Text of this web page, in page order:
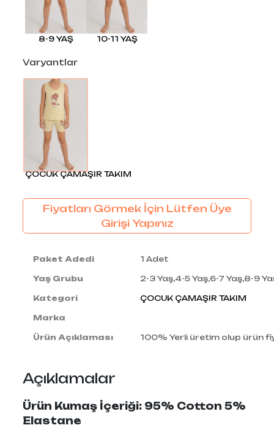
8-9 YAŞ 10-11 YAŞ
Varyantlar
ÇOCUK ÇAMAŞIR TAKIM
Fiyatları Görmek İçin Lütfen Üye
Girişi Yapınız
Paket Adedi 1 Adet
Yaş Grubu 2-3 Yaş,4-5 Yaş,6-7 Yaş,8-9
Kategori ÇOCUK ÇAMAŞIR TAKIM
Marka
Ürün Açıklaması 100% Yerli üretim olup ürün
Açıklamalar
Ürün Kumaş İçeriği: 95% Cotton 5%
Elastane